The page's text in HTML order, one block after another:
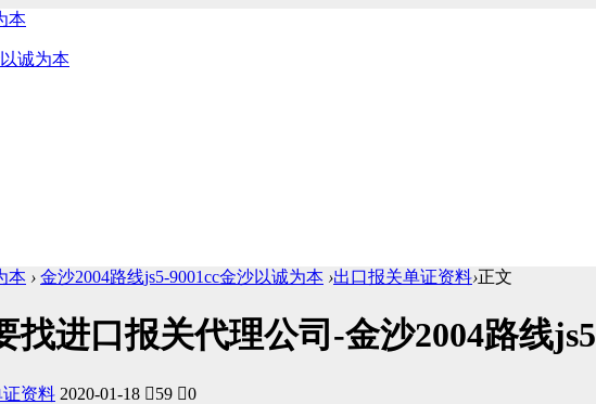
本
诚为本
本 › 金沙2004路线js5-9001cc金沙以诚为本 ›出口报关单证资料›正文
找进口报关代理公司-金沙2004路线js5
资料 2020-01-18 59 0